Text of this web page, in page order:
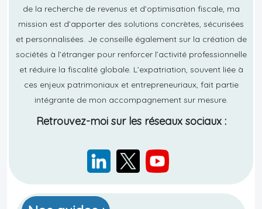
de la recherche de revenus et d’optimisation fiscale, ma
mission est d’apporter des solutions concrètes, sécurisées
et personnalisées. Je conseille également sur la création de
sociétés à l’étranger pour renforcer l’activité professionnelle
et réduire la fiscalité globale. L’expatriation, souvent liée à
ces enjeux patrimoniaux et entrepreneuriaux, fait partie
intégrante de mon accompagnement sur mesure.
Retrouvez-moi sur les réseaux sociaux :